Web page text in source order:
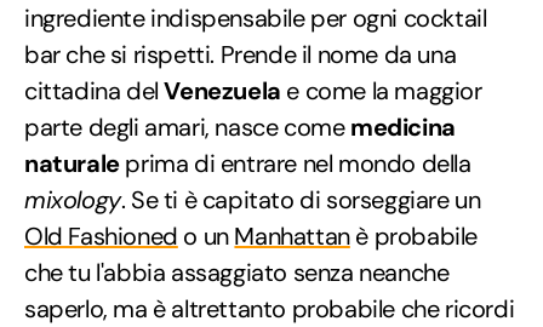
ingrediente indispensabile per ogni cocktail
bar che si rispetti. Prende il nome da una
cittadina delVenezuela e come la maggior
parte degli amari, nasce comemedicina
naturaleprima di entrare nel mondo della
mixology. Se ti è capitato di sorseggiare un
Old Fashioned o unManhattanè probabile
che tu l'abbia assaggiato senza neanche
saperlo, ma è altrettanto probabile che ricordi